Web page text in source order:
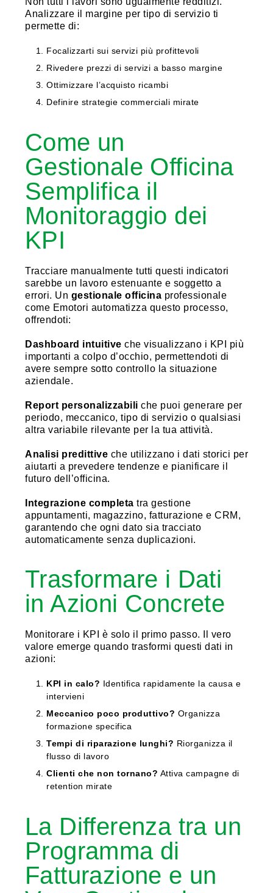
Analizzare il margine per tipo di servizio ti
permette di:
Focalizzarti sui servizi più profittevoli
Rivedere prezzi di servizi a basso margine
Ottimizzare l’acquisto ricambi
Definire strategie commerciali mirate
Come un
Gestionale Officina
Semplifica il
Monitoraggio dei
KPI
Tracciare manualmente tutti questi indicatori
sarebbe un lavoro estenuante e soggetto a
errori. Un gestionale officina professionale
come Emotori automatizza questo processo,
offrendoti:
Dashboard intuitive che visualizzano i KPI più
importanti a colpo d’occhio, permettendoti di
avere sempre sotto controllo la situazione
aziendale.
Report personalizzabili che puoi generare per
periodo, meccanico, tipo di servizio o qualsiasi
altra variabile rilevante per la tua attività.
Analisi predittive che utilizzano i dati storici per
aiutarti a prevedere tendenze e pianificare il
futuro dell’officina.
Integrazione completa tra gestione
appuntamenti, magazzino, fatturazione e CRM,
garantendo che ogni dato sia tracciato
automaticamente senza duplicazioni.
Trasformare i Dati
in Azioni Concrete
Monitorare i KPI è solo il primo passo. Il vero
valore emerge quando trasformi questi dati in
azioni:
KPI in calo? Identifica rapidamente la causa e
intervieni
Meccanico poco produttivo? Organizza
formazione specifica
Tempi di riparazione lunghi? Riorganizza il
flusso di lavoro
Clienti che non tornano? Attiva campagne di
retention mirate
La Differenza tra un
Programma di
Fatturazione e un